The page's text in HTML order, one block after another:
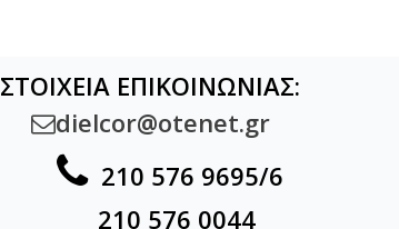
ΣΤΟΙΧΕΙΑ ΕΠΙΚΟΙΝΩΝΙΑΣ:
dielcor@otenet.gr
210 576 9695/6
210 576 0044